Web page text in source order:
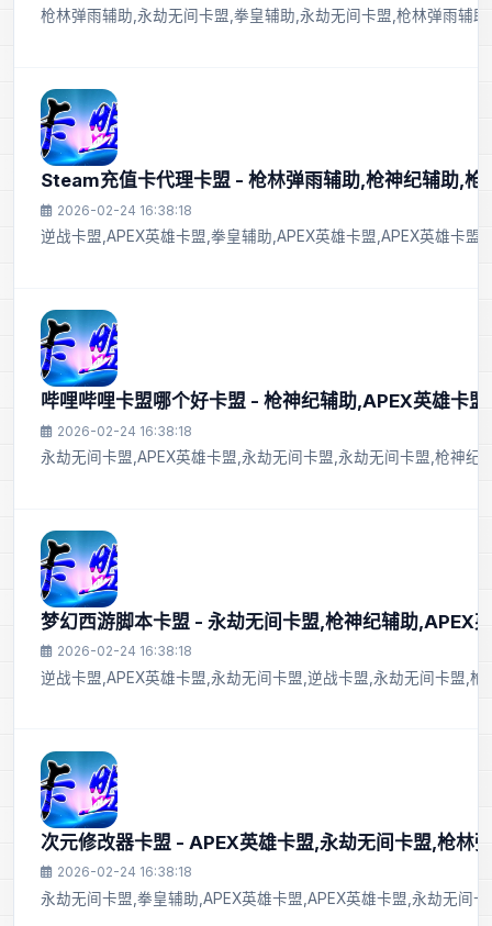
枪林弹雨辅助,永劫无间卡盟,拳皇辅助,永劫无间卡盟,枪林弹雨辅
Steam充值卡代理卡盟 - 枪林弹雨辅助,枪神纪辅助,枪
2026-02-24 16:38:18
逆战卡盟,APEX英雄卡盟,拳皇辅助,APEX英雄卡盟,APEX英雄卡盟
哔哩哔哩卡盟哪个好卡盟 - 枪神纪辅助,APEX英雄卡
2026-02-24 16:38:18
永劫无间卡盟,APEX英雄卡盟,永劫无间卡盟,永劫无间卡盟,枪神纪
梦幻西游脚本卡盟 - 永劫无间卡盟,枪神纪辅助,APEX
2026-02-24 16:38:18
逆战卡盟,APEX英雄卡盟,永劫无间卡盟,逆战卡盟,永劫无间卡盟,
次元修改器卡盟 - APEX英雄卡盟,永劫无间卡盟,枪林
2026-02-24 16:38:18
永劫无间卡盟,拳皇辅助,APEX英雄卡盟,APEX英雄卡盟,永劫无间